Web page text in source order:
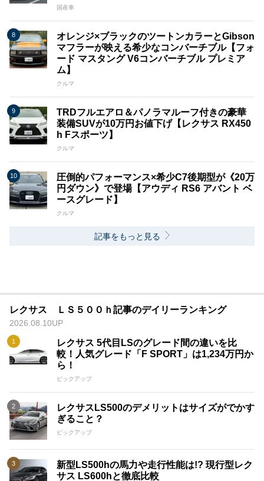
国産車
オレンジ×ブラックのツートンカラーとGibson
マフラーが映える希少なコンバーチブル【フォ
ード マスタング V6コンバーチブル プレミア
ム】
クルマ
TRDフルエアロ＆パノラマルーフ付きの豪華
装備SUVが10万円お値下げ【レクサス RX450
h Fスポーツ】
クルマ
圧倒的パフォーマンス×希少C7後期型が《20万
円ダウン》で登場【アウディ RS6 アバント ベ
ースグレード】
クルマ
記事をもっと見る
レクサス ＬＳ５００ｈ記事のデイリーランキング
2026.08.10UP
レクサス 5代目LSのグレード間の違いを比
較！人気グレード「F SPORT」は1,234万円か
ら！
ピックアップ
レクサスLS500のデメリットはサイズがでかす
ぎること？
ピックアップ
新型LS500hの馬力や走行性能は!? 現行型レク
サス LS600hと徹底比較